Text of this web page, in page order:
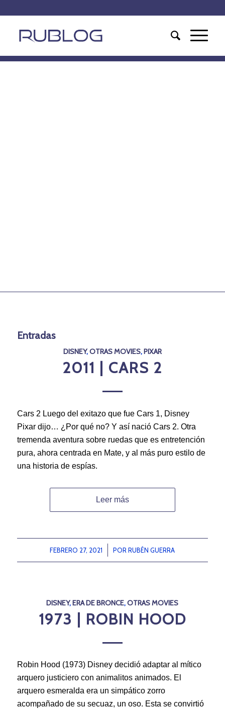
Entradas
DISNEY,OTRAS MOVIES,PIXAR
2011 | CARS 2
Cars 2 Luego del exitazo que fue Cars 1, Disney
Pixar dijo… ¿Por qué no? Y así nació Cars 2. Otra
tremenda aventura sobre ruedas que es entretención
pura, ahora centrada en Mate, y al más puro estilo de
una historia de espías.
Leer más
FEBRERO 27, 2021
/ PORRUBÉN GUERRA
DISNEY,ERA DE BRONCE,OTRAS MOVIES
1973 | ROBIN HOOD
Robin Hood (1973) Disney decidió adaptar al mítico
arquero justiciero con animalitos animados. El
arquero esmeralda era un simpático zorro
acompañado de su secuaz, un oso. Esta se convirtió